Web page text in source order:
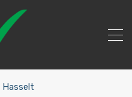
Hasselt